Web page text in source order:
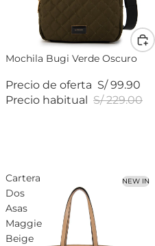
Mochila Bugi Verde Oscuro
Precio de oferta S/ 99.90
Precio habitual S/ 229.00
Cartera
Dos
Asas
Maggie
Beige
NEW IN